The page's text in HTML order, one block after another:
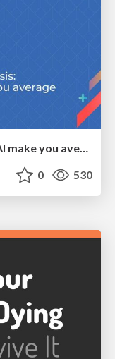
The SEO identity crisis: Don't let AI make you average
0 530